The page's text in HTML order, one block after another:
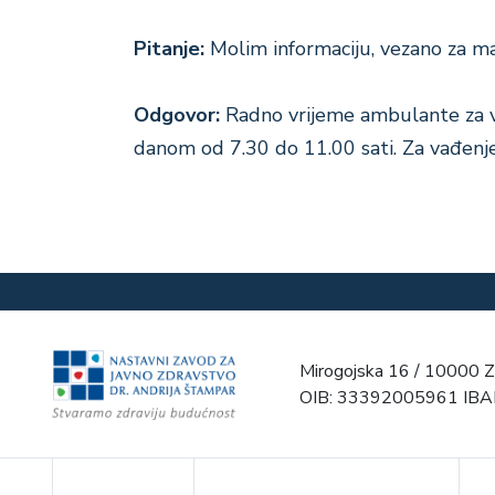
Pitanje: Molim informaciju, vezano za
Odgovor: Radno vrijeme ambulante za
danom od 7.30 do 11.00 sati. Za
Mirogojska 16 / 10000
OIB: 33392005961